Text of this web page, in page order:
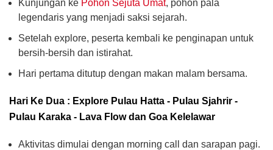
Kunjungan ke Pohon Sejuta Umat, pohon pala
legendaris yang menjadi saksi sejarah.
Setelah explore, peserta kembali ke penginapan untuk
bersih-bersih dan istirahat.
Hari pertama ditutup dengan makan malam bersama.
Hari Ke Dua : Explore Pulau Hatta - Pulau Sjahrir -
Pulau Karaka - Lava Flow dan Goa Kelelawar
Aktivitas dimulai dengan morning call dan sarapan pagi.